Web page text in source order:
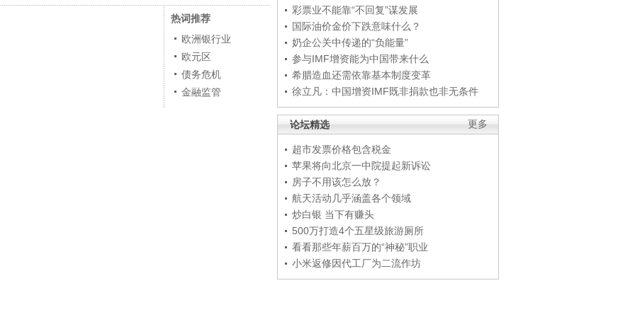
彩票业不能靠“不回复”谋发展
国际油价金价下跌意味什么？
奶企公关中传递的“负能量”
参与IMF增资能为中国带来什么
希腊造血还需依靠基本制度变革
徐立凡：中国增资IMF既非捐款也非无条件
更多
论坛精选
超市发票价格包含税金
苹果将向北京一中院提起新诉讼
房子不用该怎么放？
航天活动几乎涵盖各个领域
炒白银 当下有赚头
500万打造4个五星级旅游厕所
看看那些年薪百万的“神秘”职业
小米返修因代工厂为二流作坊
热词推荐
欧洲银行业
欧元区
债务危机
金融监管